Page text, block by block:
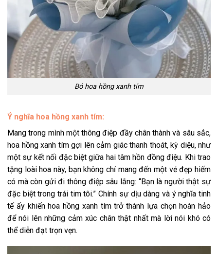
Bó hoa hồng xanh tím
Ý nghĩa hoa hồng xanh tím:
Mang trong mình một thông điệp đầy chân thành và sâu sắc,
hoa hồng xanh tím gợi lên cảm giác thanh thoát, kỳ diệu, như
một sự kết nối đặc biệt giữa hai tâm hồn đồng điệu. Khi trao
tặng loài hoa này, bạn không chỉ mang đến một vẻ đẹp hiếm
có mà còn gửi đi thông điệp sâu lắng: “Bạn là người thật sự
đặc biệt trong trái tim tôi.” Chính sự dịu dàng và ý nghĩa tinh
tế ấy khiến hoa hồng xanh tím trở thành lựa chọn hoàn hảo
để nói lên những cảm xúc chân thật nhất mà lời nói khó có
thể diễn đạt trọn vẹn.